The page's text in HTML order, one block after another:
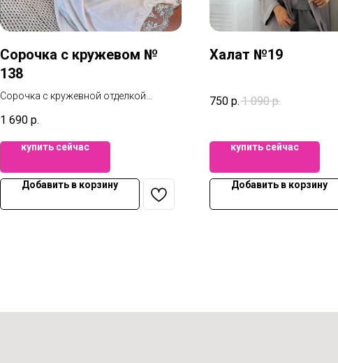
Сорочка с кружевом №
138
Сорочка с кружевной отделкой
1 690 р.
купить сейчас
Добавить в корзину
Халат №19
750 р. 1 090 р.
купить сейчас
Добавить в корзину